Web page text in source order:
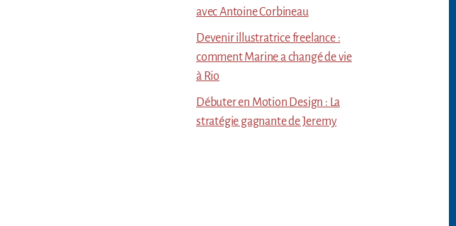
avec Antoine Corbineau
Devenir illustratrice freelance :
comment Marine a changé de vie
à Rio
Débuter en Motion Design : La
stratégie gagnante de Jeremy